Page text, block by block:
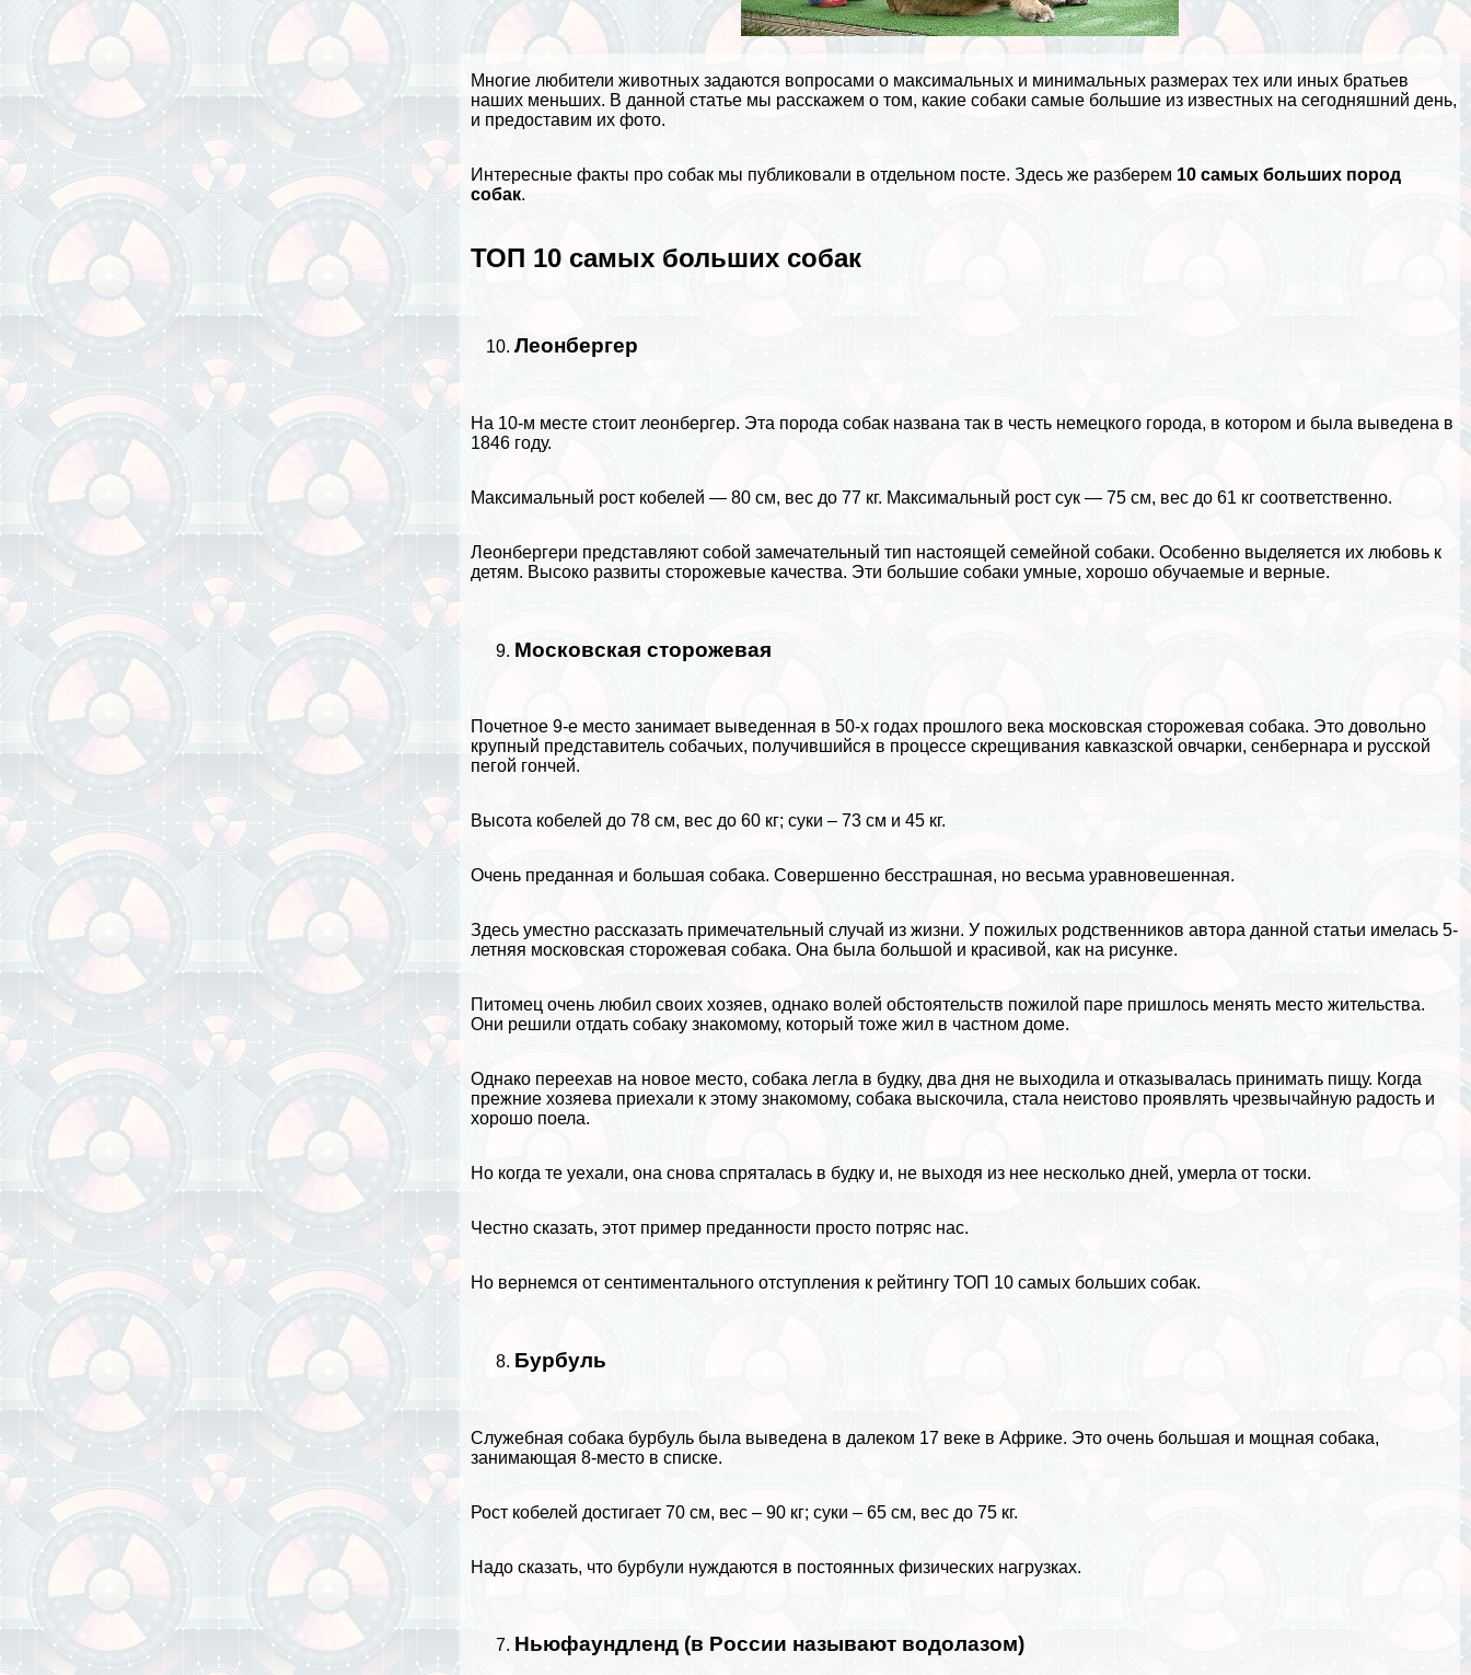
Многие любителиживотных задаются вопросами о максимальных и минимальных размерах тех или иных братьев
наших меньших. В данной статье мы расскажем о том, какие собаки самые большие из известных на сегодняшний день,
и предоставим их фото.
Интересные факты про собак мы публиковали в отдельном посте. Здесь же разберем 10 самых больших пород
собак.
ТОП 10 самых больших собак
Леонбергер
На 10-м месте стоит леонбергер. Эта порода собак названа так в честь немецкого города, в котором и была выведена в
1846 году.
Максимальный рост кобелей — 80 см, вес до 77 кг. Максимальный рост сук — 75 см, вес до 61 кг соответственно.
Леонбергери представляют собой замечательный тип настоящей семейной собаки. Особенно выделяется их любовь к
детям. Высоко развиты сторожевые качества. Эти большие собаки умные, хорошо обучаемые и верные.
Московская сторожевая
Почетное 9-е место занимает выведенная в 50-х годах прошлого века московская сторожевая собака. Это довольно
крупный представитель собачьих, получившийся в процессе скрещивания кавказской овчарки, сенбернара и русской
пегой гончей.
Высота кобелей до 78 см, вес до 60 кг; суки – 73 см и 45 кг.
Очень преданная и большая собака. Совершенно бесстрашная, но весьма уравновешенная.
Здесь уместно рассказать примечательный случай из жизни. У пожилых родственников автора данной статьи имелась 5-
летняя московская сторожевая собака. Она была большой и красивой, как на рисунке.
Питомец очень любил своих хозяев, однако волей обстоятельств пожилой паре пришлось менять место жительства.
Они решили отдать собаку знакомому, который тоже жил в частном доме.
Однако переехав на новое место, собака легла в будку, два дня не выходила и отказывалась принимать пищу. Когда
прежние хозяева приехали к этому знакомому, собака выскочила, стала неистово проявлять чрезвычайную радость и
хорошо поела.
Но когда те уехали, она снова спряталась в будку и, не выходя из нее несколько дней, умерла от тоски.
Честно сказать, этот пример преданности просто потряс нас.
Но вернемся от сентиментального отступления к рейтингу ТОП 10 самых больших собак.
Бурбуль
Служебная собака бурбуль была выведена в далеком 17 веке вАфрике. Это очень большая и мощная собака,
занимающая 8-место в списке.
Рост кобелей достигает 70 см, вес – 90 кг; суки – 65 см, вес до 75 кг.
Надо сказать, что бурбули нуждаются в постоянных физических нагрузках.
Ньюфаундленд (в России называют водолазом)